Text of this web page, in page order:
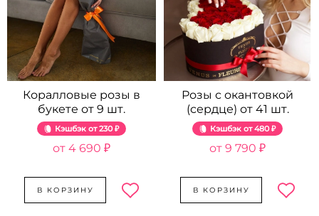
Коралловые розы в
букете от 9 шт.
Кэшбэк 230 ₽
4 690 ₽
В КОРЗИНУ
Розы с окантовкой
(сердце) от 41 шт.
Кэшбэк 480 ₽
9 790 ₽
В КОРЗИНУ